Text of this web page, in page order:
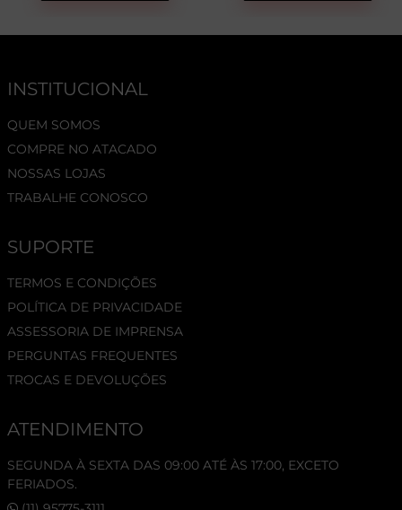
INSTITUCIONAL
QUEM SOMOS
COMPRE NO ATACADO
NOSSAS LOJAS
TRABALHE CONOSCO
SUPORTE
TERMOS E CONDIÇÕES
POLÍTICA DE PRIVACIDADE
ASSESSORIA DE IMPRENSA
PERGUNTAS FREQUENTES
TROCAS E DEVOLUÇÕES
ATENDIMENTO
SEGUNDA À SEXTA DAS 09:00 ATÉ ÀS 17:00, EXCETO
FERIADOS.